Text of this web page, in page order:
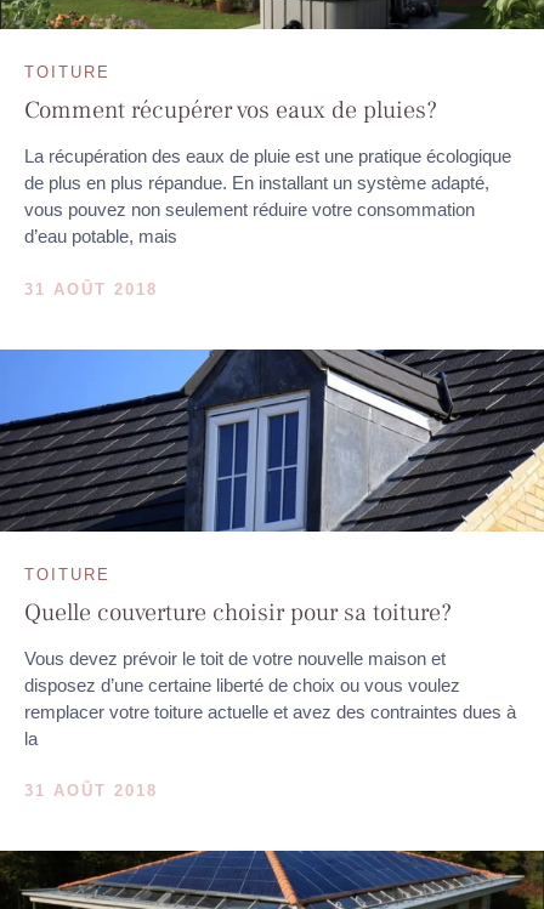
TOITURE
Comment récupérer vos eaux de pluies?
La récupération des eaux de pluie est une pratique écologique
de plus en plus répandue. En installant un système adapté,
vous pouvez non seulement réduire votre consommation
d’eau potable, mais
31 AOÛT 2018
TOITURE
Quelle couverture choisir pour sa toiture?
Vous devez prévoir le toit de votre nouvelle maison et
disposez d’une certaine liberté de choix ou vous voulez
remplacer votre toiture actuelle et avez des contraintes dues à
la
31 AOÛT 2018